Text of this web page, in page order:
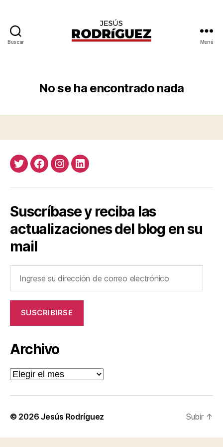
Buscar Menú
No se ha encontrado nada
TwitterFacebook
InstagramLinkedIn
Suscríbase y reciba las
actualizaciones del blog en su
mail
dirección
correo
SUSCRIBIRSE
Archivo
Archivo
© 2026Jesús Rodríguez Subir ↑